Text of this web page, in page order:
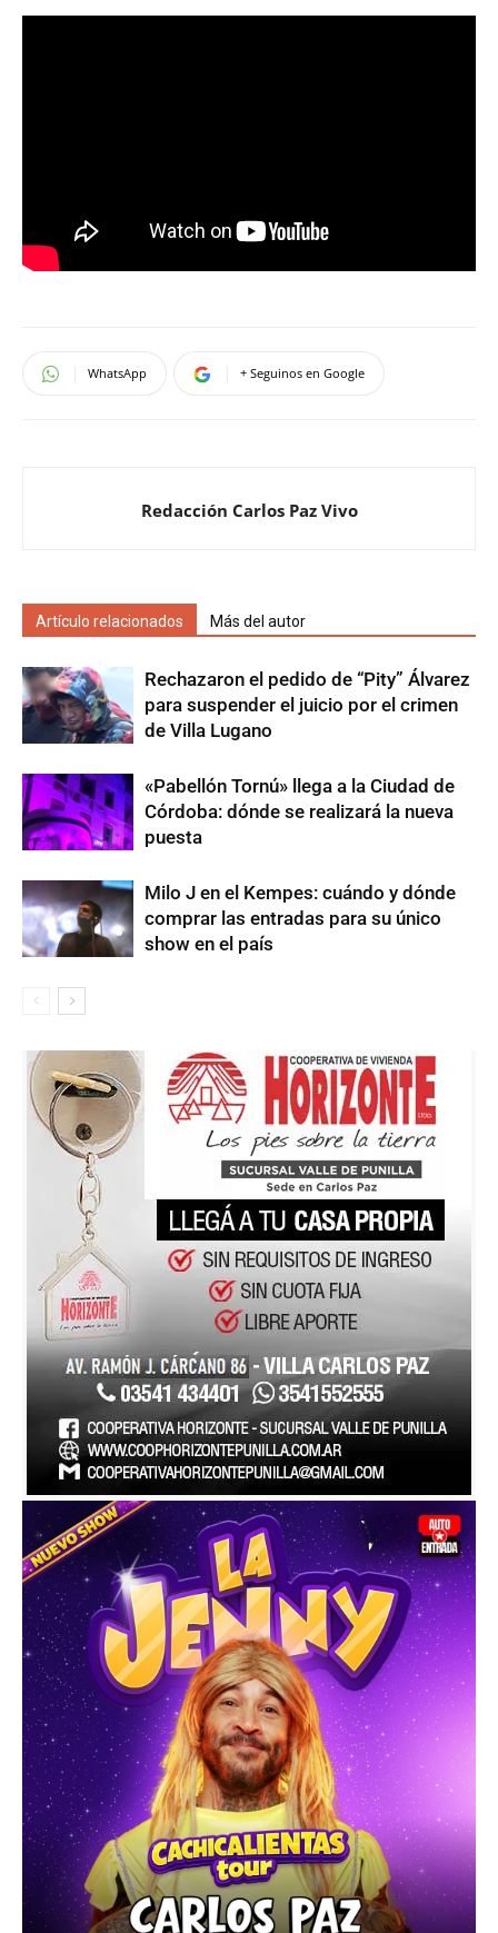
WhatsApp + Seguinos en Google
Redacción Carlos Paz Vivo
Artículo relacionados Más del autor
Rechazaron el pedido de “Pity” Álvarez
para suspender el juicio por el crimen
de Villa Lugano
«Pabellón Tornú» llega a la Ciudad de
Córdoba: dónde se realizará la nueva
puesta
Milo J en el Kempes: cuándo y dónde
comprar las entradas para su único
show en el país